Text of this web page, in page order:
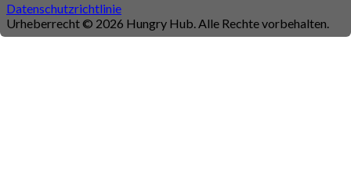
Datenschutzrichtlinie
Urheberrecht © 2026 Hungry Hub. Alle Rechte vorbehalten.
Connection